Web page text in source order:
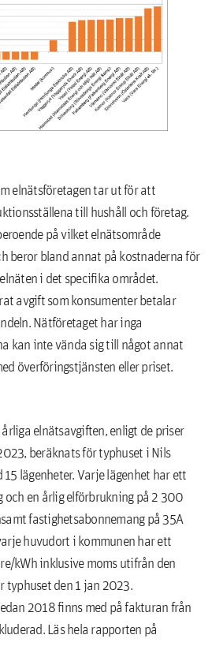
elnätsföretagen tar ut för att
till hushåll och företag.
på vilket elnätsområde
beror bland annat på kostnaderna för
i det specifika området.
avgift som konsumenter betalar
Nätföretaget har inga
kan inte vända sig till något annat
överföringstjänsten eller priset.
elnätsavgiften, enligt de priser
beräknats för typhuset i Nils
lägenheter. Varje lägenhet har ett
och en årlig elförbrukning på 2 300
fastighetsabonnemang på 35A
huvudort i kommunen har ett
kWh inklusive moms utifrån den
typhuset den 1 jan 2023.
2018 finns med på fakturan från
Läs hela rapporten på